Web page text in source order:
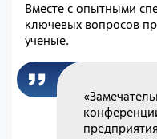
Вместе с опытными
ключевых вопросов
ученые.